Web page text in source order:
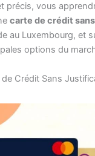
précis, vous
carte de crédit
au Luxembourg, et
options du
de Crédit Sans